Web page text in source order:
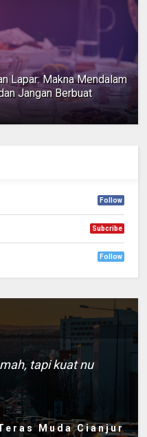
Lapar: Makna Mendalam
Jangan Berbuat
Follow
Subcribe
Follow
tapi kuat nu
Muda Cianjur